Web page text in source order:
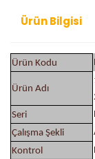
Ürün Bilgisi
Ürün Kodu
Ürün Adı
Seri
Çalışma Şekli
Kontrol